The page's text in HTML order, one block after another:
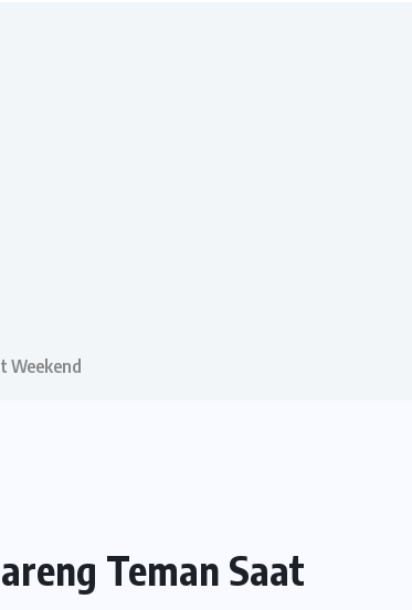
Weekend
Teman Saat